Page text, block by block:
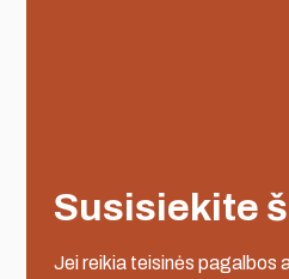
Susisiekite
Jei reikia teisinės pagalbos